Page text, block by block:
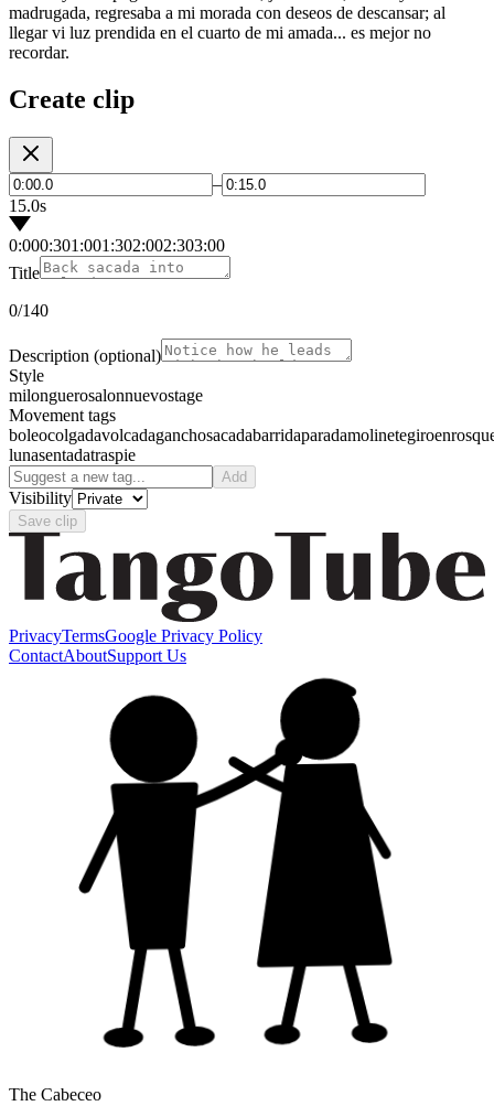
madrugada, regresaba a mi morada con deseos de descansar; al
llegar vi luz prendida en el cuarto de mi amada... es mejor no
recordar.
Create clip
–
15.0s
0:000:301:001:302:002:303:00
Title
0/140
Description (optional)
Style
milonguerosalonnuevostage
Movement tags
boleocolgadavolcadaganchosacadabarridaparadamolinetegiro
lunasentadatraspie
Add
Visibility
Save clip
PrivacyTermsGoogle Privacy Policy
ContactAboutSupport Us
The Cabeceo